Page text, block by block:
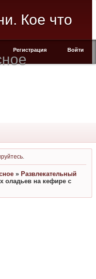
Кое что
Регистрация Войти
» Развлекательный
оладьев на кефире с